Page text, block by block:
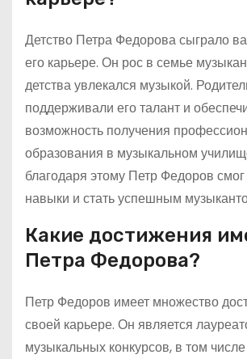
Детство Петра Федорова сыграло
его карьере. Он рос в семье
детства увлекался музыкой.
поддерживали его талант и
возможность получения
образования в музыкальном
благодаря этому Петр Федоров смог
навыки и стать успешным
Какие достижения
Петра Федорова?
Петр Федоров имеет множество
своей карьере. Он является
музыкальных конкурсов, в том